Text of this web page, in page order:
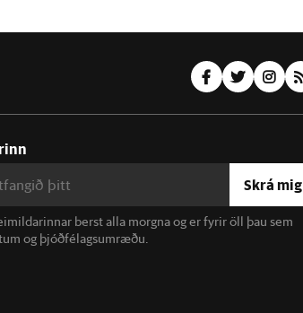
Skrá mig
berst alla morgna og er fyrir öll þau sem
og þjóðfélagsumræðu.